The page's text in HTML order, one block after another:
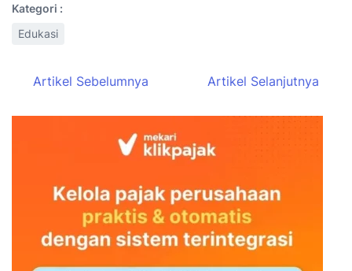
Kategori :
Edukasi
Artikel Sebelumnya Artikel Selanjutnya